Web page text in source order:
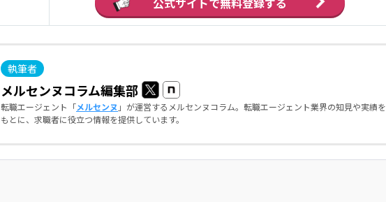
メルセンヌコラム編集部
転職エージェント「メルセンヌ 」が運営するメルセンヌコラム。転職エージェント業界の知見や実績を
もとに、求職者に役立つ情報を提供しています。